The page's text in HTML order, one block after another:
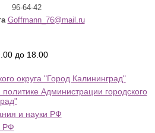
96-64-42
Goffmann_76@mail.ru
до 18.00
округа "Город Калининград"
Администрации городского
и науки РФ
РФ